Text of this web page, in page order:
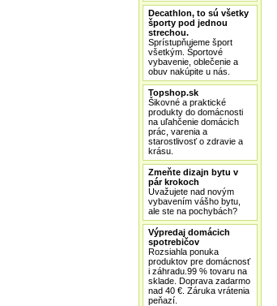
Decathlon, to sú všetky
športy pod jednou
strechou.
Sprístupňujeme šport
všetkým. Športové
vybavenie, oblečenie a
obuv nakúpite u nás.
Topshop.sk
Šikovné a praktické
produkty do domácnosti
na uľahčenie domácich
prác, varenia a
starostlivosť o zdravie a
krásu.
Zmeňte dizajn bytu v
pár krokoch
Uvažujete nad novým
vybavením vášho bytu,
ale ste na pochybách?
Výpredaj domácich
spotrebičov
Rozsiahla ponuka
produktov pre domácnosť
i záhradu.99 % tovaru na
sklade. Doprava zadarmo
nad 40 €. Záruka vrátenia
peňazí.